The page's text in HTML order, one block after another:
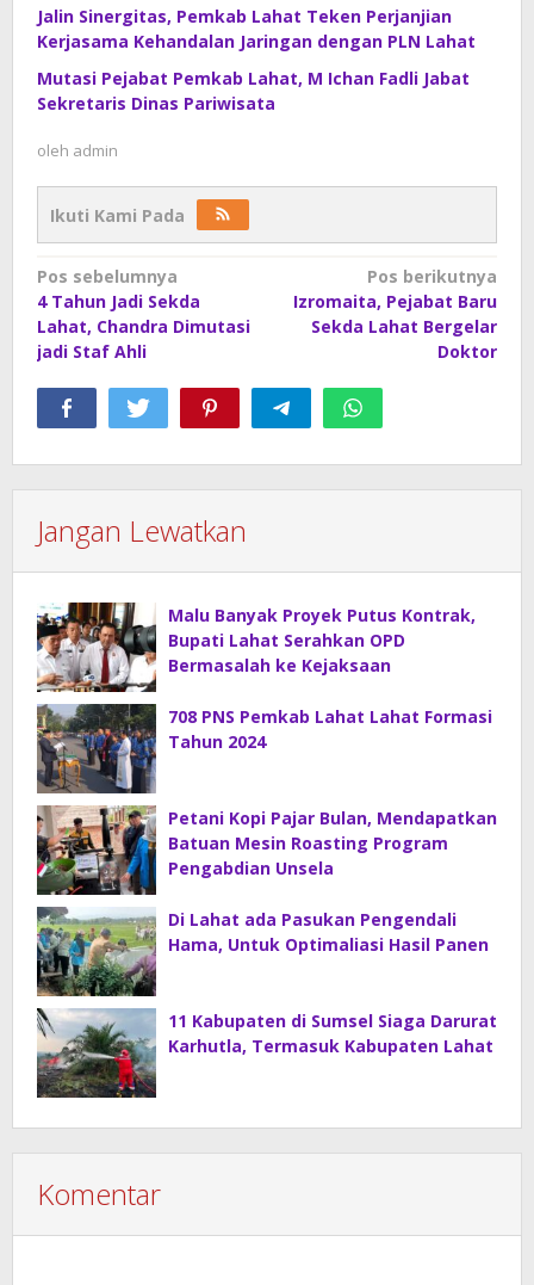
Jalin Sinergitas, Pemkab Lahat Teken Perjanjian
Kerjasama Kehandalan Jaringan dengan PLN Lahat
Mutasi Pejabat Pemkab Lahat, M Ichan Fadli Jabat
Sekretaris Dinas Pariwisata
oleh admin
Ikuti Kami Pada
Navigasi
pos
Pos sebelumnya
4 Tahun Jadi Sekda
Lahat, Chandra Dimutasi
jadi Staf Ahli
Pos berikutnya
Izromaita, Pejabat Baru
Sekda Lahat Bergelar
Doktor
Jangan Lewatkan
Malu Banyak Proyek Putus Kontrak,
Bupati Lahat Serahkan OPD
Bermasalah ke Kejaksaan
708 PNS Pemkab Lahat Lahat Formasi
Tahun 2024
Petani Kopi Pajar Bulan, Mendapatkan
Batuan Mesin Roasting Program
Pengabdian Unsela
Di Lahat ada Pasukan Pengendali
Hama, Untuk Optimaliasi Hasil Panen
11 Kabupaten di Sumsel Siaga Darurat
Karhutla, Termasuk Kabupaten Lahat
Komentar